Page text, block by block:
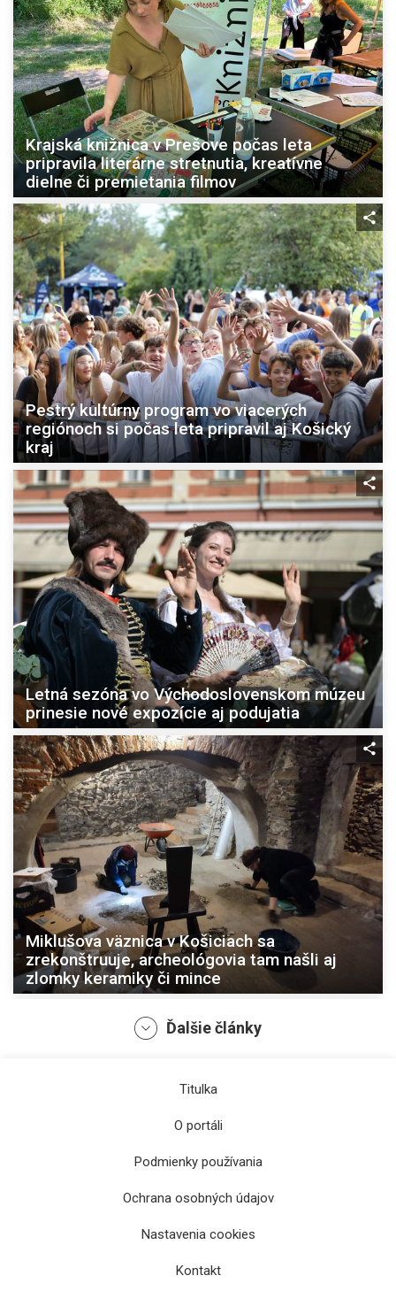
Krajská knižnica v Prešove počas leta
pripravila literárne stretnutia, kreatívne
dielne či premietania filmov
Pestrý kultúrny program vo viacerých
regiónoch si počas leta pripravil aj Košický
kraj
Letná sezóna vo Východoslovenskom múzeu
prinesie nové expozície aj podujatia
Miklušova väznica v Košiciach sa
zrekonštruuje, archeológovia tam našli aj
zlomky keramiky či mince
Pochod v Košiciach pripomenie dôležitosť
ochrany obetí domáceho násilia
Ďalšie články
Titulka
O portáli
Podmienky používania
Ochrana osobných údajov
Nastavenia cookies
Kontakt